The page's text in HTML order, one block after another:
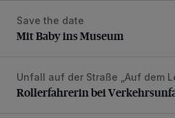
Mit Baby ins Museum
Save the date
Mit Baby ins Museum
Rollerfahrerin bei Verkehrsunfall
Unfall auf der Straße „Auf dem
Rollerfahrerin bei